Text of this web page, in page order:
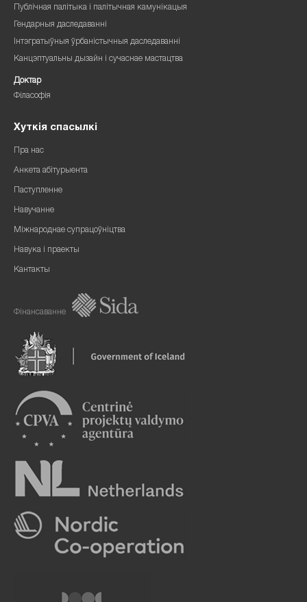
Публічная палітыка і палітычная камунікацыя
Гендарныя даследаванні
Інтэгратыўныя ўрбаністычныя даследаванні
Канцэптуальны дызайн і сучаснае мастацтва
Доктар
Філасофія
Хуткія спасылкі
Пра нас
Анкета абітурыента
Паступленне
Навучанне
Міжнароднае супрацоўніцтва
Навука і праекты
Кантакты
Фінансаванне